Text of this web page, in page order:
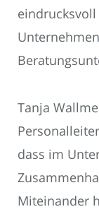
Tanja
dass im
Miteinander